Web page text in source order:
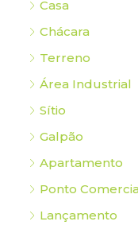
Casa
Chácara
Terreno
Área Industrial
Sítio
Galpão
Apartamento
Ponto
Lançamento